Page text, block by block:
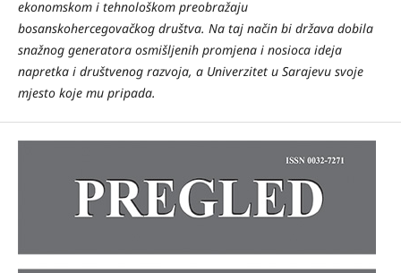
ekonomskom i tehnološkom preobražaju
bosanskohercegovačkog društva. Na taj način bi država dobila
snažnog generatora osmišljenih promjena i nosioca ideja
napretka i društvenog razvoja, a Univerzitet u Sarajevu svoje
mjesto koje mu pripada.